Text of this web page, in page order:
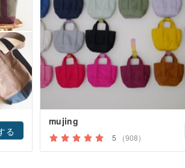
る
mujing
5 (908)